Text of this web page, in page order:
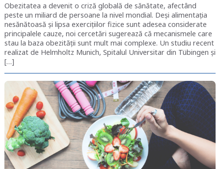
Obezitatea a devenit o criză globală de sănătate, afectând
peste un miliard de persoane la nivel mondial. Deși alimentația
nesănătoasă și lipsa exercițiilor fizice sunt adesea considerate
principalele cauze, noi cercetări sugerează că mecanismele care
stau la baza obezității sunt mult mai complexe. Un studiu recent
realizat de Helmholtz Munich, Spitalul Universitar din Tübingen și
[…]